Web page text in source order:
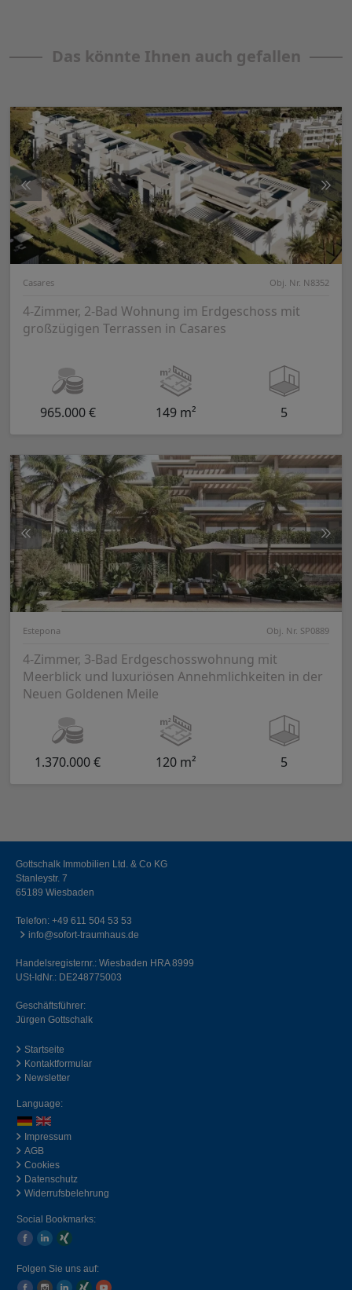
Das könnte Ihnen auch gefallen
Casares Obj. Nr. N8352
4-Zimmer, 2-Bad Wohnung im Erdgeschoss mit
großzügigen Terrassen in Casares
965.000 € 149 m² 5
Estepona Obj. Nr. SP0889
4-Zimmer, 3-Bad Erdgeschosswohnung mit
Meerblick und luxuriösen Annehmlichkeiten in der
Neuen Goldenen Meile
1.370.000 € 120 m² 5
Gottschalk Immobilien Ltd. & Co KG
Stanleystr. 7
65189 Wiesbaden
Telefon: +49 611 504 53 53
info@sofort-traumhaus.de
Handelsregisternr.: Wiesbaden HRA 8999
USt-IdNr.: DE248775003
Geschäftsführer:
Jürgen Gottschalk
Startseite
Kontaktformular
Newsletter
Language:
Impressum
AGB
Cookies
Datenschutz
Widerrufsbelehrung
Social Bookmarks:
Folgen Sie uns auf: